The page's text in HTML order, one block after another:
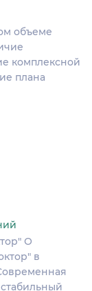
объеме
комплексной
плана
О
в